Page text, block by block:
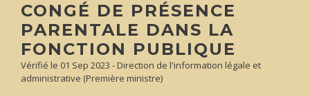
CONGÉ DE PRÉSENCE
PARENTALE DANS LA
FONCTION PUBLIQUE
Vérifié le 01 Sep 2023 - Direction de l'information légale et
administrative (Première ministre)